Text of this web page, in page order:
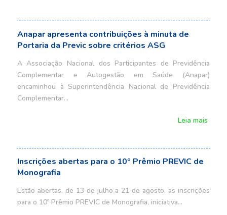
Anapar apresenta contribuições à minuta de
Portaria da Previc sobre critérios ASG
A Associação Nacional dos Participantes de Previdência
Complementar e Autogestão em Saúde (Anapar)
encaminhou à Superintendência Nacional de Previdência
Complementar…
Leia mais
Inscrições abertas para o 10º Prêmio PREVIC de
Monografia
Estão abertas, de 13 de julho a 21 de agosto, as inscrições
para o 10º Prêmio PREVIC de Monografia, iniciativa…